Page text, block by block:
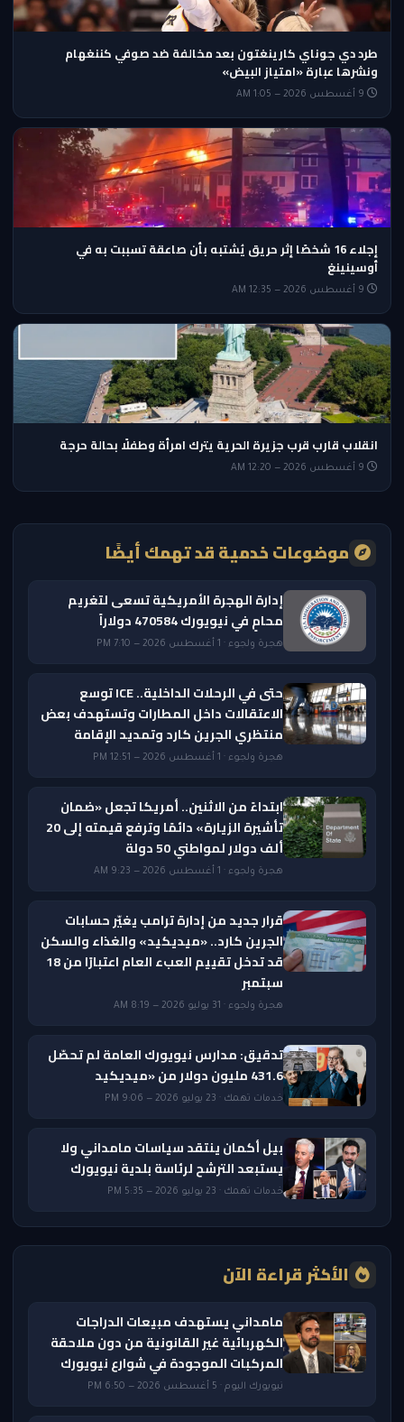
طرد دي جوناي كارينغتون بعد مخالفة ضد صوفي كننغهام
ونشرها عبارة «امتياز البيض»
إجلاء 16 شخصًا إثر حريق يُشتبه بأن صاعقة تسببت به في
أوسينينغ
انقلاب قارب قرب جزيرة الحرية يترك امرأة وطفلًا بحالة حرجة
موضوعات خدمية قد تهمك أيضًا
إدارة الهجرة الأمريكية تسعى لتغريم
محامٍ في نيويورك 470584 دولاراً
هجرة ولجوء · 1 أغسطس 2026 — 7:10 PM
حتى في الرحلات الداخلية.. ICE توسع
الاعتقالات داخل المطارات وتستهدف بعض
منتظري الجرين كارد وتمديد الإقامة
هجرة ولجوء · 1 أغسطس 2026 — 12:51 PM
ابتداءً من الاثنين.. أمريكا تجعل «ضمان
تأشيرة الزيارة» دائمًا وترفع قيمته إلى 20
ألف دولار لمواطني 50 دولة
هجرة ولجوء · 1 أغسطس 2026 — 9:23 AM
قرار جديد من إدارة ترامب يغيّر حسابات
الجرين كارد.. «ميديكيد» والغذاء والسكن
قد تدخل تقييم العبء العام اعتبارًا من 18
سبتمبر
هجرة ولجوء · 31 يوليو 2026 — 8:19 AM
تدقيق: مدارس نيويورك العامة لم تحصّل
431.6 مليون دولار من «ميديكيد
خدمات تهمك · 23 يوليو 2026 — 9:06 PM
بيل أكمان ينتقد سياسات مامداني ولا
يستبعد الترشح لرئاسة بلدية نيويورك
خدمات تهمك · 23 يوليو 2026 — 5:35 PM
الأكثر قراءة الآن
مامداني يستهدف مبيعات الدراجات
الكهربائية غير القانونية من دون ملاحقة
المركبات الموجودة في شوارع نيويورك
نيويورك اليوم · 5 أغسطس 2026 — 6:50 PM